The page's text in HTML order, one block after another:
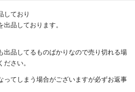
しており
品しております。
出品してるものばかりなので売り切れる場
さい。
ってしまう場合がございますが必ずお返事